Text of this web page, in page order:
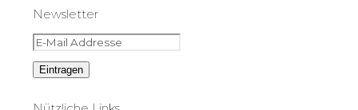
Newsletter